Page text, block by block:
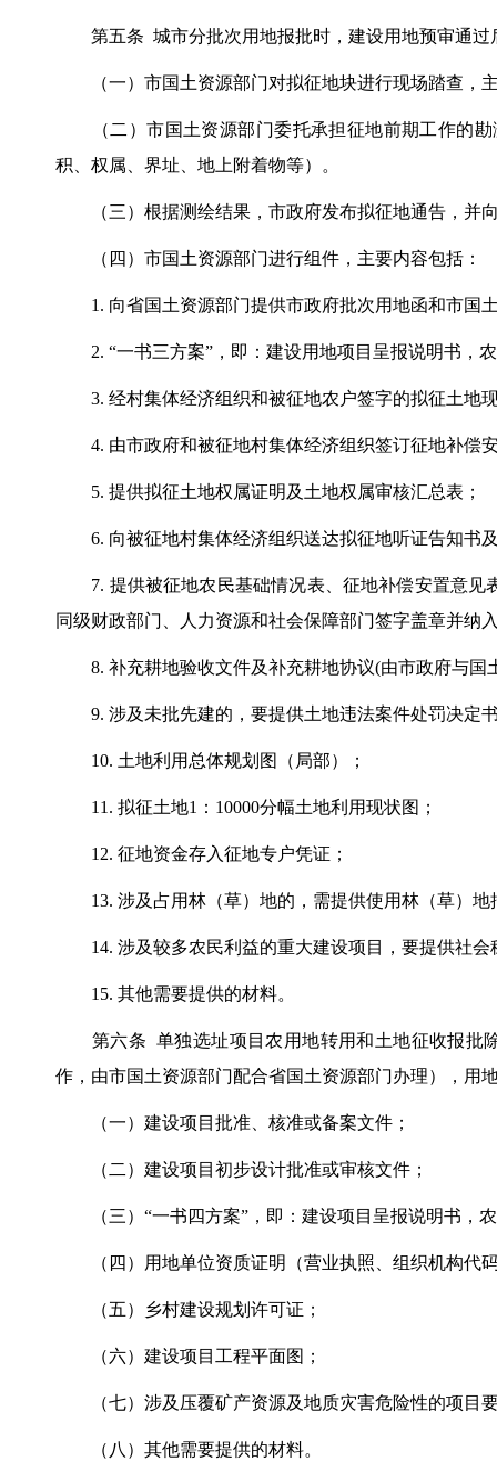
第五条 城市分批次用地报批时，建设用地预审通过
（一）市国土资源部门对拟征地块进行现场踏查，
（二）市国土资源部门委托承担征地前期工作的勘
积、权属、界址、地上附着物等）。
（三）根据测绘结果，市政府发布拟征地通告，并
（四）市国土资源部门进行组件，主要内容包括：
1. 向省国土资源部门提供市政府批次用地函和市国
2. “一书三方案”，即：建设用地项目呈报说明书，
3. 经村集体经济组织和被征地农户签字的拟征土地
4. 由市政府和被征地村集体经济组织签订征地补偿
5. 提供拟征土地权属证明及土地权属审核汇总表；
6. 向被征地村集体经济组织送达拟征地听证告知书
7. 提供被征地农民基础情况表、征地补偿安置意见
同级财政部门、人力资源和社会保障部门签字盖章并纳
8. 补充耕地验收文件及补充耕地协议(由市政府与国
9. 涉及未批先建的，要提供土地违法案件处罚决定
10. 土地利用总体规划图（局部）；
11. 拟征土地1：10000分幅土地利用现状图；
12. 征地资金存入征地专户凭证；
13. 涉及占用林（草）地的，需提供使用林（草）地
14. 涉及较多农民利益的重大建设项目，要提供社会
15. 其他需要提供的材料。
第六条 单独选址项目农用地转用和土地征收报批除
作，由市国土资源部门配合省国土资源部门办理），用
（一）建设项目批准、核准或备案文件；
（二）建设项目初步设计批准或审核文件；
（三）“一书四方案”，即：建设项目呈报说明书，
（四）用地单位资质证明（营业执照、组织机构代
（五）乡村建设规划许可证；
（六）建设项目工程平面图；
（七）涉及压覆矿产资源及地质灾害危险性的项目
（八）其他需要提供的材料。